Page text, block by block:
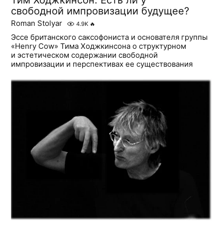
свободной импровизации будущее?
Roman Stolyar 4.9K 🔥
Эссе британского саксофониста и основателя группы
«Henry Cow» Тима Ходжкинсона о структурном
и эстетическом содержании свободной
импровизации и перспективах ее существования